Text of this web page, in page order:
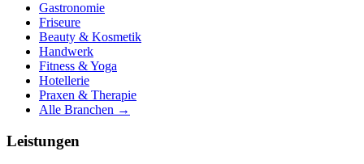
Gastronomie
Friseure
Beauty & Kosmetik
Handwerk
Fitness & Yoga
Hotellerie
Praxen & Therapie
Alle Branchen →
Leistungen